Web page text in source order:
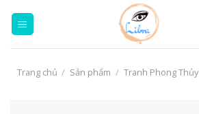
Trang chủ / Sản phẩm / Tranh Phong Thủy